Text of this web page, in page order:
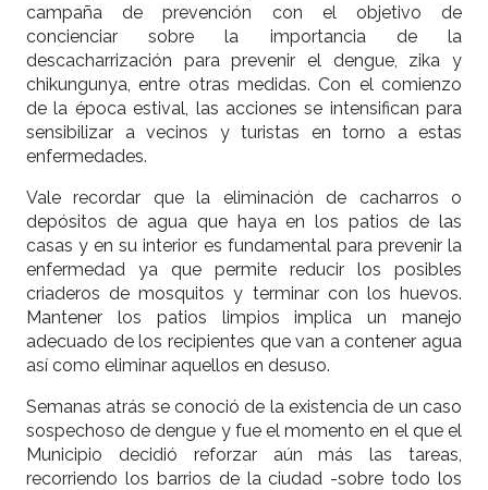
campaña de prevención con el objetivo de
concienciar sobre la importancia de la
descacharrización para prevenir el dengue, zika y
chikungunya, entre otras medidas. Con el comienzo
de la época estival, las acciones se intensifican para
sensibilizar a vecinos y turistas en torno a estas
enfermedades.
Vale recordar que la eliminación de cacharros o
depósitos de agua que haya en los patios de las
casas y en su interior es fundamental para prevenir la
enfermedad ya que permite reducir los posibles
criaderos de mosquitos y terminar con los huevos.
Mantener los patios limpios implica un manejo
adecuado de los recipientes que van a contener agua
así como eliminar aquellos en desuso.
Semanas atrás se conoció de la existencia de un caso
sospechoso de dengue y fue el momento en el que el
Municipio decidió reforzar aún más las tareas,
recorriendo los barrios de la ciudad -sobre todo los